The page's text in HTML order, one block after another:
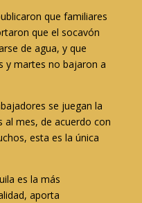
que familiares
que el socavón
de agua, y que
y martes no bajaron a
se juegan la
al mes, de acuerdo con
esta es la única
es la más
aporta